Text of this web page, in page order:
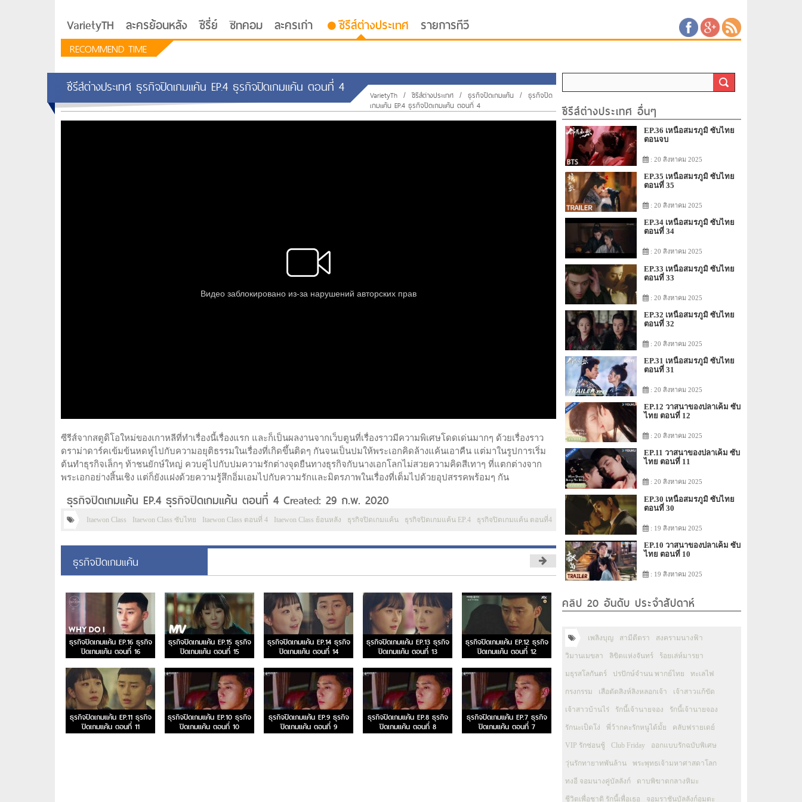
VarietyTH ละครย้อนหลัง ซีรี่ย์ ซิทคอม ละครเก่า ซีรีส์ต่างประเทศ รายการทีวี
RECOMMEND TIME
รักอยู่ประตูถัดไป
ซีรีส์ต่างประเทศ ธุรกิจปิดเกมแค้น EP.4 ธุรกิจปิดเกมแค้น ตอนที่ 4 VarietyTh / ซีรีส์ต่างประเทศ / ธุรกิจปิดเกมแค้น / ธุรกิจปิด
เกมแค้น EP.4 ธุรกิจปิดเกมแค้น ตอนที่ 4
ซีรีส์จากสตูดิโอใหม่ของเกาหลีที่ทำเรื่องนี้เรื่องแรก และก็เป็นผลงานจากเว็บตูนที่เรื่องราวมีความพิเศษโดดเด่นมากๆ ด้วยเรื่องราว
ดราม่าดาร์คเข้มข้นหดหู่ไปกับความอยุติธรรมในเรื่องที่เกิดขึ้นติดๆ กันจนเป็นปมให้พระเอกคิดล้างแค้นเอาคืน แต่มาในรูปการเริ่ม
ต้นทำธุรกิจเล็กๆ ท้าชนยักษ์ใหญ่ ควบคู่ไปกับปมความรักต่างจุดยืนทางธุรกิจกับนางเอกโลกไม่สวยความคิดสีเทาๆ ที่แตกต่างจาก
พระเอกอย่างสิ้นเชิง แต่ก็ยังแฝงด้วยความรู้สึกอิ่มเอมไปกับความรักและมิตรภาพในเรื่องที่เต็มไปด้วยอุปสรรคพร้อมๆ กัน
ธุรกิจปิดเกมแค้น EP.4 ธุรกิจปิดเกมแค้น ตอนที่ 4 Created: 29 ก.พ. 2020
Itaewon Class Itaewon Class ซับไทย Itaewon Class ตอนที่ 4 Itaewon Class ย้อนหลัง ธุรกิจปิดเกมแค้น ธุรกิจปิดเกมแค้น EP.4 ธุรกิจปิดเกมแค้น ตอนที่4
ธุรกิจปิดเกมแค้น
ธุรกิจปิดเกมแค้น EP.16 ธุรกิจ
ปิดเกมแค้น ตอนที่ 16
ธุรกิจปิดเกมแค้น EP.15 ธุรกิจ
ปิดเกมแค้น ตอนที่ 15
ธุรกิจปิดเกมแค้น EP.14 ธุรกิจ
ปิดเกมแค้น ตอนที่ 14
ธุรกิจปิดเกมแค้น EP.13 ธุรกิจ
ปิดเกมแค้น ตอนที่ 13
ธุรกิจปิดเกมแค้น EP.12 ธุรกิจ
ปิดเกมแค้น ตอนที่ 12
ธุรกิจปิดเกมแค้น EP.11 ธุรกิจ
ปิดเกมแค้น ตอนที่ 11
ธุรกิจปิดเกมแค้น EP.10 ธุรกิจ
ปิดเกมแค้น ตอนที่ 10
ธุรกิจปิดเกมแค้น EP.9 ธุรกิจ
ปิดเกมแค้น ตอนที่ 9
ธุรกิจปิดเกมแค้น EP.8 ธุรกิจ
ปิดเกมแค้น ตอนที่ 8
ธุรกิจปิดเกมแค้น EP.7 ธุรกิจ
ปิดเกมแค้น ตอนที่ 7
ซีรีส์ต่างประเทศ อื่นๆ
EP.36 เหนือสมรภูมิ ซับไทย
ตอนจบ
: 20 สิงหาคม 2025
EP.35 เหนือสมรภูมิ ซับไทย
ตอนที่ 35
: 20 สิงหาคม 2025
EP.34 เหนือสมรภูมิ ซับไทย
ตอนที่ 34
: 20 สิงหาคม 2025
EP.33 เหนือสมรภูมิ ซับไทย
ตอนที่ 33
: 20 สิงหาคม 2025
EP.32 เหนือสมรภูมิ ซับไทย
ตอนที่ 32
: 20 สิงหาคม 2025
EP.31 เหนือสมรภูมิ ซับไทย
ตอนที่ 31
: 20 สิงหาคม 2025
EP.12 วาสนาของปลาเค็ม ซับ
ไทย ตอนที่ 12
: 20 สิงหาคม 2025
EP.11 วาสนาของปลาเค็ม ซับ
ไทย ตอนที่ 11
: 20 สิงหาคม 2025
EP.30 เหนือสมรภูมิ ซับไทย
ตอนที่ 30
: 19 สิงหาคม 2025
EP.10 วาสนาของปลาเค็ม ซับ
ไทย ตอนที่ 10
: 19 สิงหาคม 2025
คลิป 20 อันดับ ประจำสัปดาห์
เพลิงบุญ สามีตีตรา สงครามนางฟ้า
วิมานเมขลา ลิขิตแห่งจันทร์ ร้อยเล่ห์มารยา
มธุรสโลกันตร์ ปรปักษ์จำนน พากย์ไทย ทะเลไฟ
กรงกรรม เสือตัดสิงห์ลิงหลอกเจ้า เจ้าสาวแก้ขัด
เจ้าสาวบ้านไร่ รักนี้เจ้านายจอง รักนี้เจ้านายจอง
รักนะเป็ดโง่ พี่ว้ากคะรักหนูได้มั้ย คลับฟรายเดย์
VIP รักซ่อนชู้ Club Friday ออกแบบรักฉบับพิเศษ
วุ่นรักทายาทพันล้าน พระพุทธเจ้ามหาศาสดาโลก
ทงอี จอมนางคู่บัลลังก์ ดาบพิฆาตกลางหิมะ
ชีวิตเพื่อชาติ รักนี้เพื่อเธอ จอมราชันบัลลังก์อมตะ